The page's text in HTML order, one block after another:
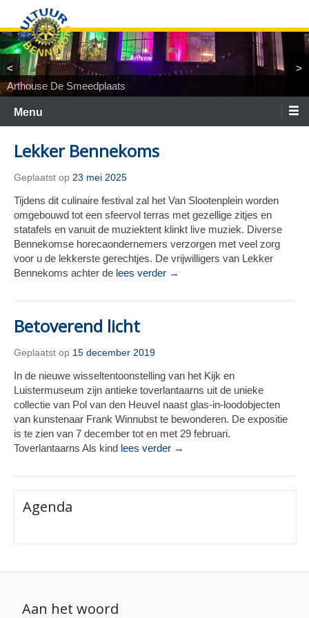
de
inhoud
Arthouse De Smeedplaats
Locatietheater ArtEZ
TiNaNiNaNi
Woest&Bijster
Tineke Roseboom en Peter Bouter
Spelgroep Bennekom. En toen waren er nul
< >
Menu
Lekker Bennekoms
Geplaatst op 23 mei 2025
Tijdens dit culinaire festival zal het Van Slootenplein worden
omgebouwd tot een sfeervol terras met gezellige zitjes en
statafels en vanuit de muziektent klinkt live muziek. Diverse
Bennekomse horecaondernemers verzorgen met veel zorg
voor u de lekkerste gerechtjes. De vrijwilligers van Lekker
Bennekoms achter de lees verder →
Betoverend licht
Geplaatst op 15 december 2019
In de nieuwe wisseltentoonstelling van het Kijk en
Luistermuseum zijn antieke toverlantaarns uit de unieke
collectie van Pol van den Heuvel naast glas-in-loodobjecten
van kunstenaar Frank Winnubst te bewonderen. De expositie
is te zien van 7 december tot en met 29 februari.
Toverlantaarns Als kind lees verder →
Agenda
Aan het woord